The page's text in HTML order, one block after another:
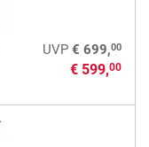
UVP € 699,00
€ 599,00